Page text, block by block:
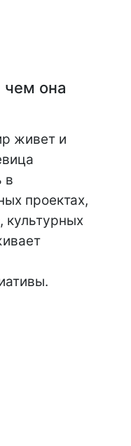
она
живет и
в
проектах,
культурных